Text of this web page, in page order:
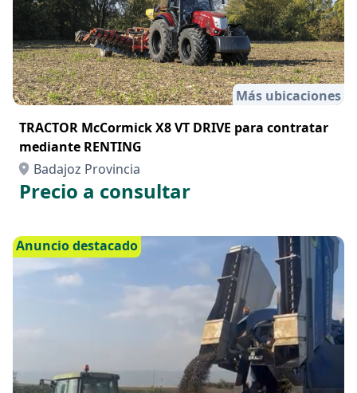
Más ubicaciones
TRACTOR McCormick X8 VT DRIVE para contratar
mediante RENTING
Badajoz Provincia
Precio a consultar
Anuncio destacado